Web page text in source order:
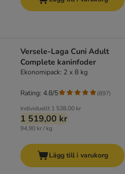
Versele-Laga Cuni Adult
Complete kaninfoder
Ekonomipack: 2 x 8 kg
Individuellt 1 538,00 kr
1 519,00 kr
94,90 kr / kg
Rating: 4.8/5 (897)
Lägg till i varukorg